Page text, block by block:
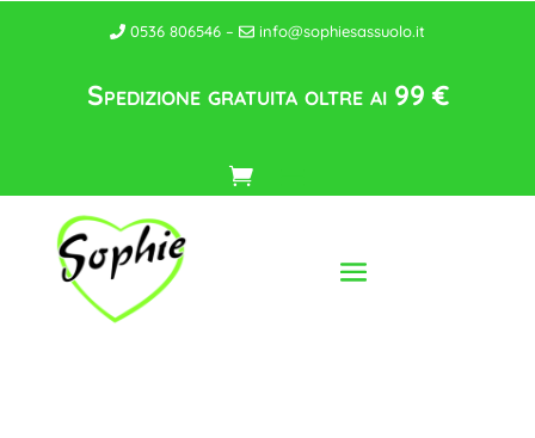
0536 806546 – info@sophiesassuolo.it
Spedizione gratuita oltre ai 99 €